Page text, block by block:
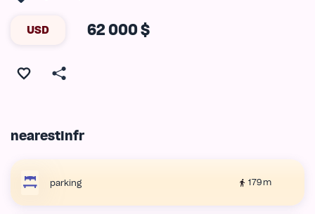
USD 62 000 $
nearestInfr
parking 179 m